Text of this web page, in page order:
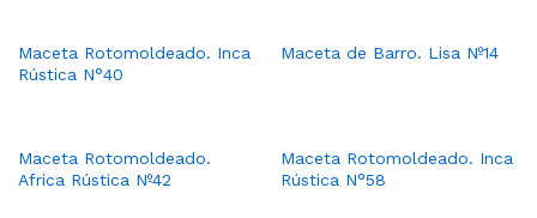
Maceta Rotomoldeado. Inca
Rústica N°40
Maceta de Barro. Lisa Nº14
Maceta Rotomoldeado.
Africa Rústica Nº42
Maceta Rotomoldeado. Inca
Rústica N°58